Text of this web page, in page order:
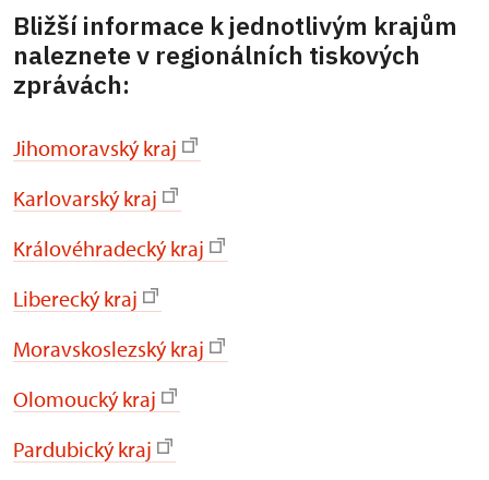
Bližší informace k jednotlivým krajům
naleznete v regionálních tiskových
zprávách:
Jihomoravský kraj
Karlovarský kraj
Královéhradecký kraj
Liberecký kraj
Moravskoslezský kraj
Olomoucký kraj
Pardubický kraj